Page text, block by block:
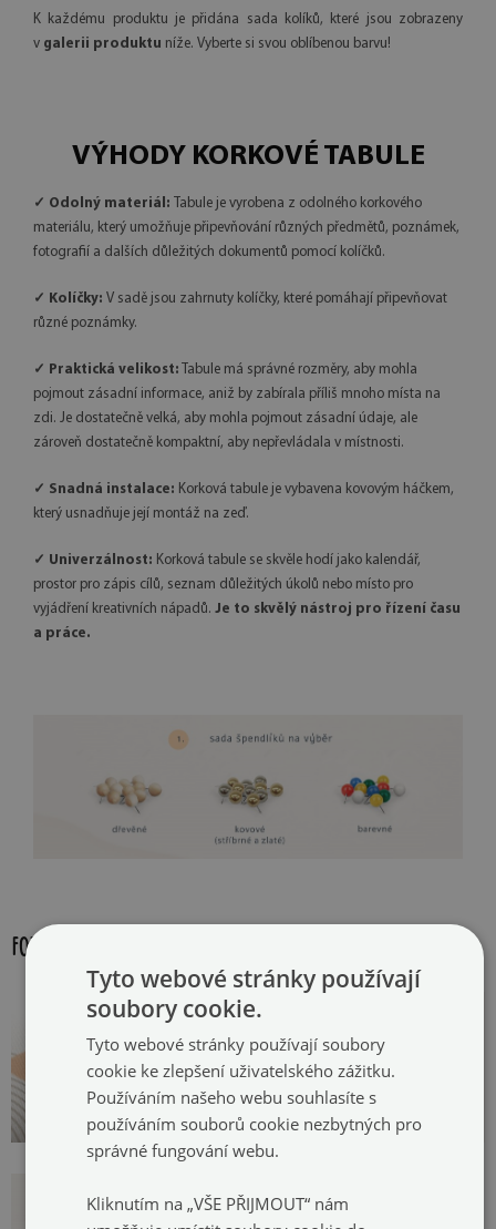
K každému produktu je přidána sada kolíků, které jsou zobrazeny
v galerii produktu níže. Vyberte si svou oblíbenou barvu!
VÝHODY KORKOVÉ TABULE
✓ Odolný materiál:
Tabule je vyrobena z odolného korkového
materiálu, který umožňuje připevňování různých předmětů, poznámek,
fotografií a dalších důležitých dokumentů pomocí kolíčků.
✓ Kolíčky: V sadě jsou zahrnuty kolíčky, které pomáhají připevňovat
různé poznámky.
✓ Praktická velikost: Tabule má správné rozměry, aby mohla
pojmout zásadní informace, aniž by zabírala příliš mnoho místa na
zdi. Je dostatečně velká, aby mohla pojmout zásadní údaje, ale
zároveň dostatečně kompaktní, aby nepřevládala v místnosti.
✓ Snadná instalace: Korková tabule je vybavena kovovým háčkem,
který usnadňuje její montáž na zeď.
✓ Univerzálnost: Korková tabule se skvěle hodí jako kalendář,
prostor pro zápis cílů, seznam důležitých úkolů nebo místo pro
vyjádření kreativních nápadů. Je to skvělý nástroj pro řízení času
a práce.
FOTOGALERIE:
Tyto webové stránky používají
soubory cookie.
Tyto webové stránky používají soubory
cookie ke zlepšení uživatelského zážitku.
Používáním našeho webu souhlasíte s
používáním souborů cookie nezbytných pro
správné fungování webu.
Kliknutím na „VŠE PŘIJMOUT“ nám